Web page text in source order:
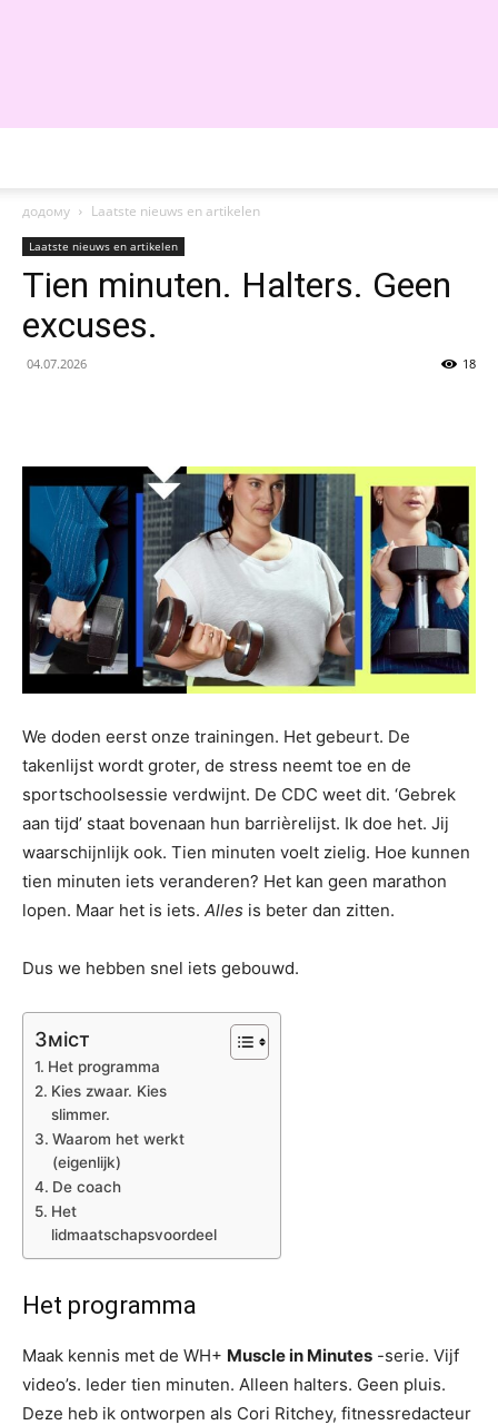
додому
Laatste nieuws en artikelen
Laatste nieuws en artikelen
Tien minuten. Halters. Geen
excuses.
04.07.2026 18
We doden eerst onze trainingen. Het gebeurt. De
takenlijst wordt groter, de stress neemt toe en de
sportschoolsessie verdwijnt. De CDC weet dit. ‘Gebrek
aan tijd’ staat bovenaan hun barrièrelijst. Ik doe het. Jij
waarschijnlijk ook. Tien minuten voelt zielig. Hoe kunnen
tien minuten iets veranderen? Het kan geen marathon
lopen. Maar het is iets. Alles is beter dan zitten.
Dus we hebben snel iets gebouwd.
Зміст
Het programma
Kies zwaar. Kies
slimmer.
Waarom het werkt
(eigenlijk)
De coach
Het
lidmaatschapsvoordeel
Het programma
Maak kennis met de WH+ Muscle in Minutes -serie. Vijf
video’s. Ieder tien minuten. Alleen halters. Geen pluis.
Deze heb ik ontworpen als Cori Ritchey, fitnessredacteur